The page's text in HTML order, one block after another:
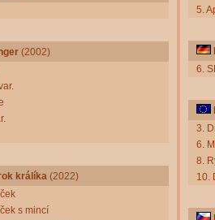
(2002)
králíka (2022)
s mincí
5.
6.
3.
6.
8.
10.